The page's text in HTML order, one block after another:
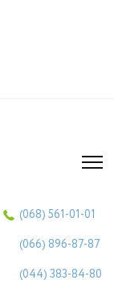
(068) 561-01-01
(066) 896-87-87
(044) 383-84-80